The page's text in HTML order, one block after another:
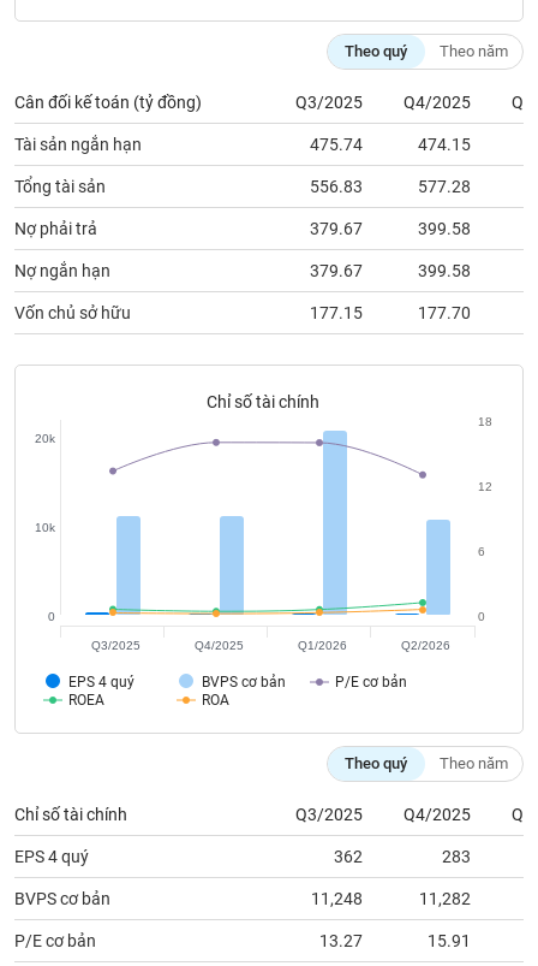
Theo quý Theo năm
Cân đối kế toán (tỷ đồng) Q3/2025 Q4/2025
Tài sản ngắn hạn 475.74 474.15
Tổng tài sản 556.83 577.28
Nợ phải trả 379.67 399.58
Nợ ngắn hạn 379.67 399.58
Vốn chủ sở hữu 177.15 177.70
Chỉ số tài chính
EPS 4 quý BVPS cơ bản
P/E cơ bản
ROEA
ROA
0
10k
20k
0
6
12
18
Q3/2025 Q4/2025 Q1/2026 Q2/2026
Theo quý Theo năm
Chỉ số tài chính Q3/2025 Q4/2025
EPS 4 quý 362 283
BVPS cơ bản 11,248 11,282
P/E cơ bản 13.27 15.91
chính
cụ
đầu
tư